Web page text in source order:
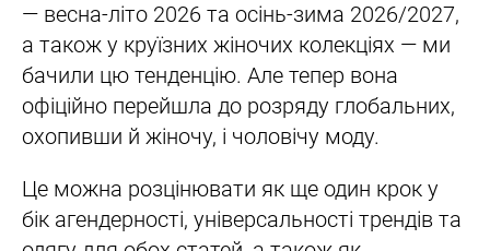
— весна-літо 2026 та осінь-зима 2026/2027,
а також у круїзних жіночих колекціях — ми
бачили цю тенденцію. Але тепер вона
офіційно перейшла до розряду глобальних,
охопивши й жіночу, і чоловічу моду.
Це можна розцінювати як ще один крок у
бік агендерності, універсальності трендів та